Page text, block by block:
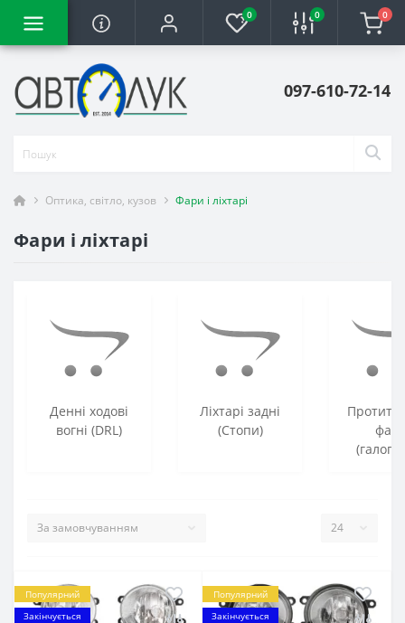
0 0 0
097-610-72-14
Оптика, світло, кузов Фари і ліхтарі
Фари і ліхтарі
Денні ходові
вогні (DRL)
Ліхтарі задні
(Стопи)
Популярний
Закінчується
Популярний
Закінчується